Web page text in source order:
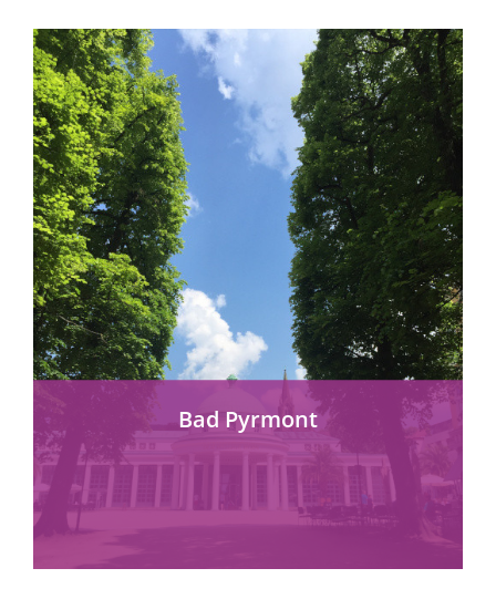
mehr erfahren
Bad Pyrmont